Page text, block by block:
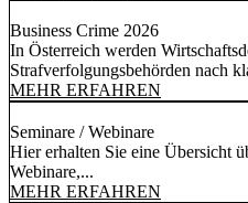
Business Crime 2026
In Österreich werden
Strafverfolgungsbehörden nach
MEHR ERFAHREN
Seminare / Webinare
Hier erhalten Sie eine Übersicht
Webinare,...
MEHR ERFAHREN